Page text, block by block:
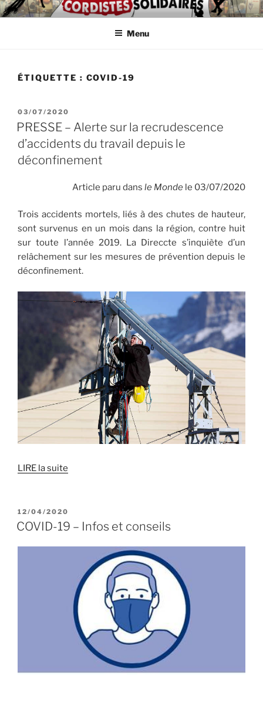
Aller
au
ASSOCIATION
D'AUTODÉFENSE DE
Intérimaires, embauché(e)s, indépendant(e)s : lutte, entraide,
Menu
ÉTIQUETTE : COVID-19
PUBLIÉ
LE
03/07/2020
PRESSE – Alerte sur la recrudescence
d’accidents du travail depuis le
déconfinement
Article paru dans le Monde le 03/07/2020
Trois accidents mortels, liés à des chutes de hauteur,
sont survenus en un mois dans la région, contre huit
sur toute l’année 2019. La Direccte s’inquiète d’un
relâchement sur les mesures de prévention depuis le
déconfinement.
LIRE la suite
PUBLIÉ
LE
12/04/2020
COVID-19 – Infos et conseils